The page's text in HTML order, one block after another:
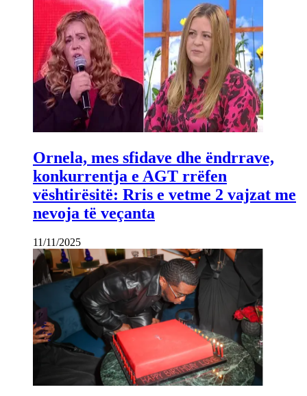
Ornela, mes sfidave dhe ëndrrave,
konkurrentja e AGT rrëfen
vështirësitë: Rris e vetme 2 vajzat me
nevoja të veçanta
11/11/2025